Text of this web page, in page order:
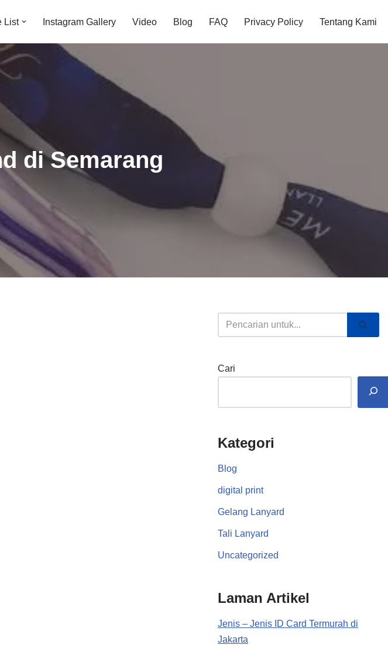
List Instagram Gallery Video Blog FAQ Privacy Policy Tentang Kami
di Semarang
Cari
Kategori
Blog
digital print
Gelang Lanyard
Tali Lanyard
Uncategorized
Laman Artikel
Jenis – Jenis ID Card Termurah di
Jakarta